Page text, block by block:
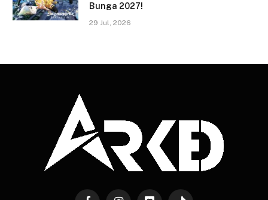
Bunga 2027!
29 Jul, 2026